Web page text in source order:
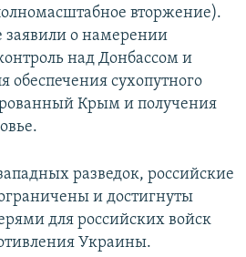
вторжение).
заявили о намерении
над Донбассом и
сухопутного
Крым и получения
разведок, российские
и достигнуты
для российских войск
Украины.